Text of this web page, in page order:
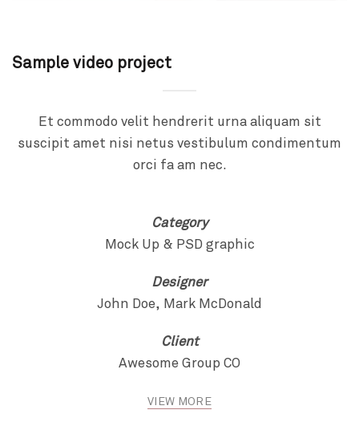
Sample video project
Et commodo velit hendrerit urna aliquam sit
suscipit amet nisi netus vestibulum condimentum
orci fa am nec.
Category
Mock Up & PSD graphic
Designer
John Doe, Mark McDonald
Client
Awesome Group CO
VIEW MORE